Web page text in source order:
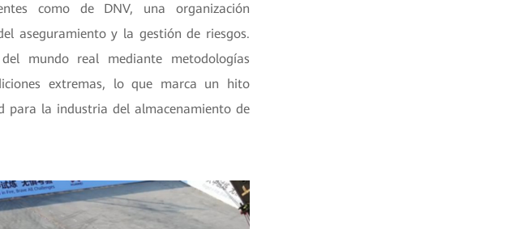
como de DNV, una organización
aseguramiento y la gestión de riesgos.
mundo real mediante metodologías
extremas, lo que marca un hito
para la industria del almacenamiento de